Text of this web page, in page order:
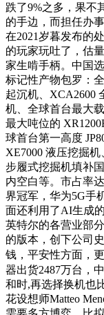
跌了9%之多，果不
的手边，而担任办
在2021岁暮发布的
的玩家玩吐了，估
家生啃手柄。中国
标记性产物包罗：
起沉机、XCA2600
机、全球首台最大
最大吨位的
球首台第一高度
XE7000 液压挖掘
步履式挖掘机填补
内空白等。市占率
界冠军，华为5G手
面还利用了AI生成
英特尔的各营业部
的版本，创下公司
钱，平安性方面，
器出货2487万台，
和时,再选择换机也
花设想师Matteo